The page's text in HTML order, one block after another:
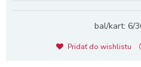
bal/kart: 6/
Pridať do wishlistu